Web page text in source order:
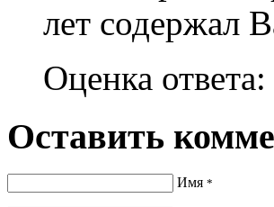
лет содержал
Оценка
Оставить
Имя *